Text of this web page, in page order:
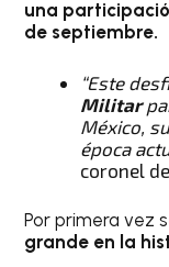
una
de septiembre.
“Este
Militar
México,
época
coronel
Por primera vez
grande en la